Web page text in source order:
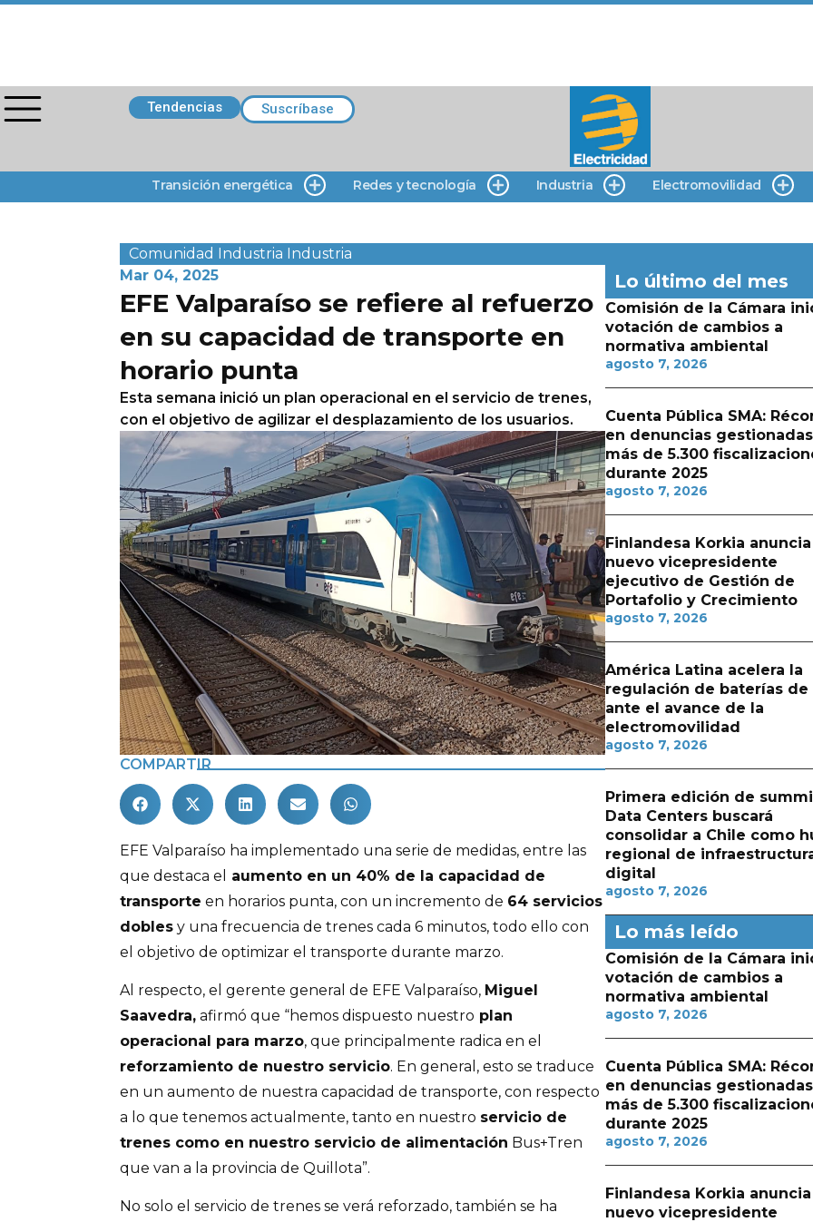
Tendencias Suscríbase
Transición energética Redes y tecnología Industria Electromovilidad
Comunidad Industria Industria
Mar 04, 2025
EFE Valparaíso se refiere al refuerzo
en su capacidad de transporte en
horario punta
Esta semana inició un plan operacional en el servicio de trenes,
con el objetivo de agilizar el desplazamiento de los usuarios.
COMPARTIR
EFE Valparaíso ha implementado una serie de medidas, entre las
que destaca el
aumento en un 40% de la capacidad de
transporte en horarios punta, con un incremento de 64 servicios
dobles y una frecuencia de trenes cada 6 minutos, todo ello con
el objetivo de optimizar el transporte durante marzo.
Al respecto, el gerente general de EFE Valparaíso, Miguel
Saavedra, afirmó que “hemos dispuesto nuestro plan
operacional para marzo, que principalmente radica en el
reforzamiento de nuestro servicio. En general, esto se traduce
en un aumento de nuestra capacidad de transporte, con respecto
a lo que tenemos actualmente, tanto en nuestro servicio de
trenes como en nuestro servicio de alimentación Bus+Tren
que van a la provincia de Quillota”.
No solo el servicio de trenes se verá reforzado, también se ha
Lo último del mes
Comisión de la Cámara
votación de cambios a
normativa ambiental
agosto 7, 2026
Cuenta Pública SMA:
en denuncias
más de 5.300
durante 2025
agosto 7, 2026
Finlandesa Korkia anuncia
nuevo vicepresidente
ejecutivo de Gestión de
Portafolio y Crecimiento
agosto 7, 2026
América Latina acelera la
regulación de baterías
ante el avance de la
electromovilidad
agosto 7, 2026
Primera edición de
Data Centers buscará
consolidar a Chile como
regional de
digital
agosto 7, 2026
Lo más leído
Comisión de la Cámara
votación de cambios a
normativa ambiental
agosto 7, 2026
Cuenta Pública SMA:
en denuncias
más de 5.300
durante 2025
agosto 7, 2026
Finlandesa Korkia anuncia
nuevo vicepresidente